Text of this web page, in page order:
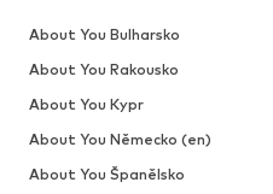
About You Bulharsko
About You Rakousko
About You Kypr
About You Německo (en)
About You Španělsko